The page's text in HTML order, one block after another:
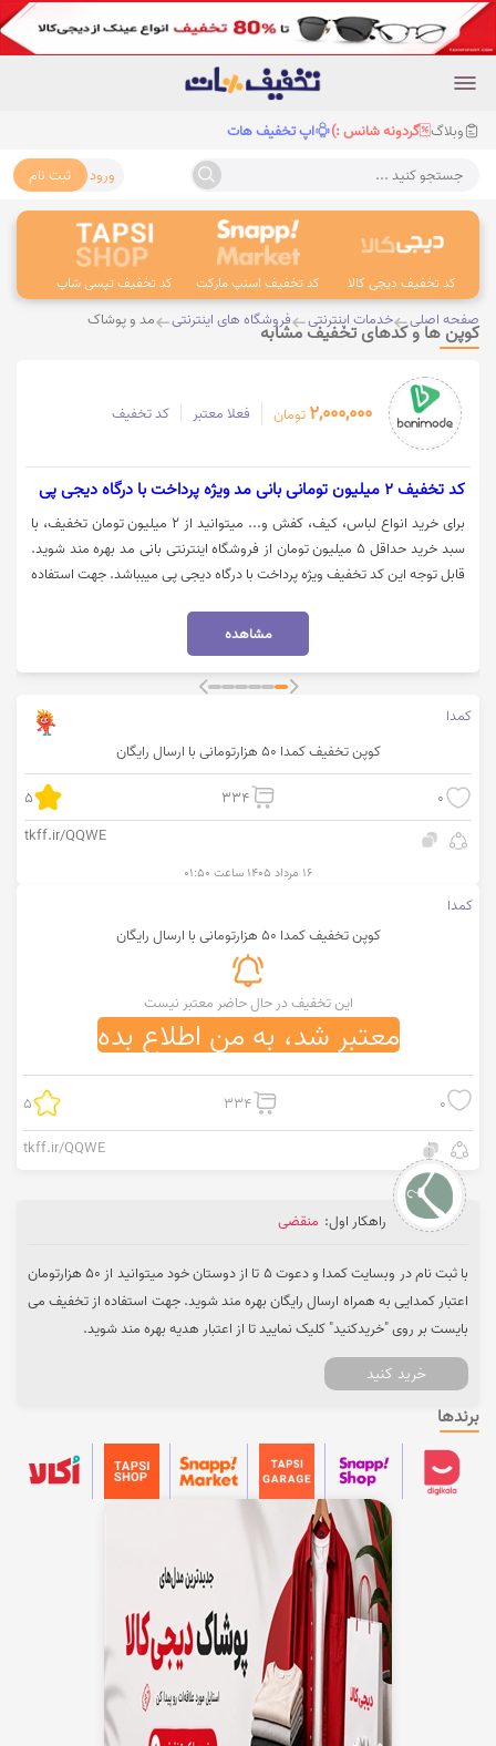
وبلاگ گردونه شانس :) اپ تخفیف هات
جستجو کنید ... ورود ثبت نام
کد تخفیف دیجی کالا کد تخفیف اسنپ مارکت کد تخفیف تپسی شاپ
صفحه اصلی خدمات اینترنتی فروشگاه های اینترنتی مد و پوشاک
کوپن ها و کدهای تخفیف مشابه
2,000,000 تومان فعلا معتبر کد تخفیف
کد تخفیف 2 میلیون تومانی بانی مد ویژه پرداخت با درگاه دیجی پی
برای خرید انواع لباس، کیف، کفش و... میتوانید از 2 میلیون تومان تخفیف، با
سبد خرید حداقل 5 میلیون تومان از فروشگاه اینترنتی بانی مد بهره مند شوید.
قابل توجه این کد تخفیف ویژه پرداخت با درگاه دیجی پی میبباشد. جهت استفاده
مشاهده
کمدا
کوپن تخفیف کمدا 50 هزارتومانی با ارسال رایگان
0
334
5
tkff.ir/QQWE
۱۶ مرداد ۱۴۰۵ ساعت ۰۱:۵۰
کمدا
کوپن تخفیف کمدا 50 هزارتومانی با ارسال رایگان
این تخفیف در حال حاضر معتبر نیست
معتبر شد، به من اطلاع بده
0
334
5
tkff.ir/QQWE
راهکار اول: منقضی
با ثبت نام در وبسایت کمدا و دعوت 5 تا از دوستان خود میتوانید از 50 هزارتومان
اعتبار کمدایی به همراه ارسال رایگان بهره مند شوید. جهت استفاده از تخفیف می
بایست بر روی "خریدکنید" کلیک نمایید تا از اعتبار هدیه بهره مند شوید.
خرید کنید
برندها